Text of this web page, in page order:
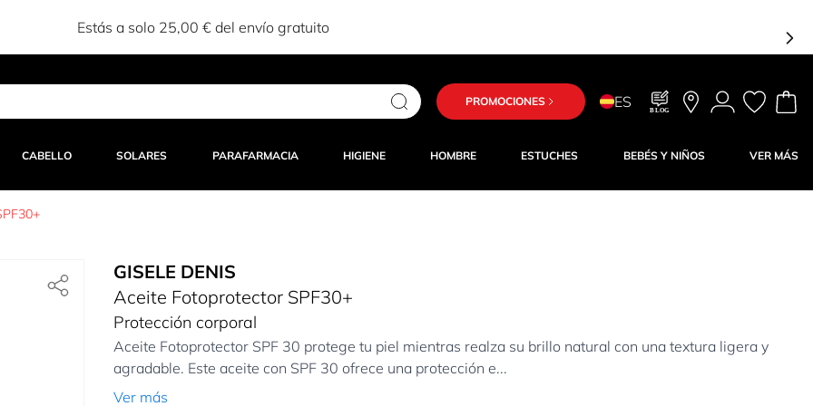
Estás a solo 25,00 € del envío gratuito
PROMOCIONES ES BLOG
CABELLO SOLARES PARAFARMACIA HIGIENE HOMBRE ESTUCHES BEBÉS Y NIÑOS VER MÁS
GISELE DENIS
Aceite Fotoprotector SPF30+
Protección corporal
Aceite Fotoprotector SPF 30 protege tu piel mientras realza su brillo natural con una textura ligera y
agradable. Este aceite con SPF 30 ofrece una protección e...
Ver más